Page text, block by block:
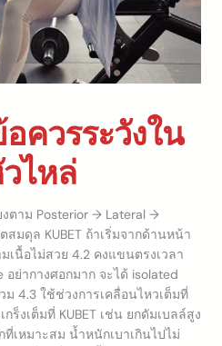
ควรระวังใน
ไหล่
งตาม Posterior → Lateral →
สมดุล KUBET ถ้าเริ่มจากด้านหน้า
เนื้อไม่สวย 4.2 คงแขนตรงเวลา
อย่ากางศอกมาก จะได้ isolated
4.3 ใช้ช่วงการเคลื่อนไหวเต็มที่
ร็งเต็มที่ KUBET เช่น ยกดัมเบลล์สูง
เหมาะสม น้ำหนักเบาเกินไปไม่